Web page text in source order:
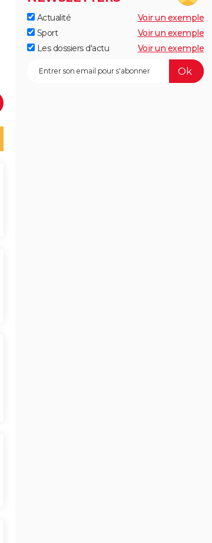
Actualité
Voir un exemple
Sport
Voir un exemple
Les dossiers d'actu
Voir un exemple